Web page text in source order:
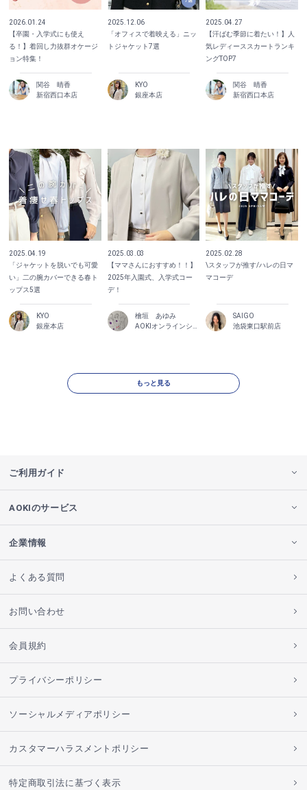
2026.01.24
【卒園・入学式にも使え
る！】着回し力抜群オケージ
ョン特集！
関谷 晴香
新宿西口本店
2025.12.06
「オフィスで着映える」ニッ
トジャケット7選
KYO
銀座本店
2025.04.27
【汗ばむ季節に着たい！】人
気レディーススカートランキ
ングTOP7
関谷 晴香
新宿西口本店
2025.04.19
「ジャケットを脱いでも可愛
い」二の腕カバーできる春ト
ップス5選
KYO
銀座本店
2025.03.03
【ママさんにおすすめ！！】
2025年入園式、入学式コー
デ！
檜垣 あゆみ
AOKIオンラインショップ
2025.02.28
\スタッフが推す/ハレの日マ
マコーデ
SAIGO
池袋東口駅前店
もっと見る
ご利用ガイド
AOKIのサービス
企業情報
よくある質問
お問い合わせ
会員規約
プライバシーポリシー
ソーシャルメディアポリシー
カスタマーハラスメントポリシー
特定商取引法に基づく表示